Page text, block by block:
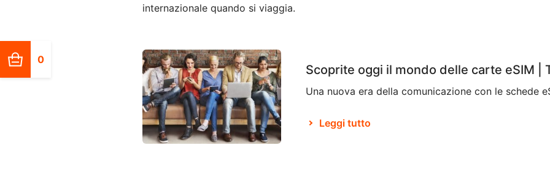
0
internazionale quando si viaggia.
Scoprite oggi il mondo delle carte eSIM |
Leggi tutto